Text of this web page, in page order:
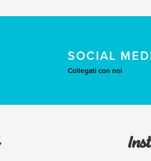
SOCIAL
Collegati con noi